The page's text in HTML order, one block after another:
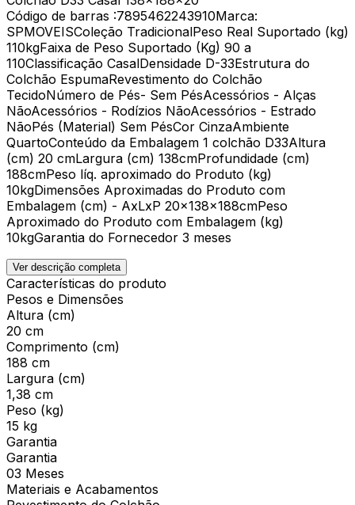
Código de barras :7895462243910Marca:
SPMOVEISColeção TradicionalPeso Real Suportado (kg)
110kgFaixa de Peso Suportado (Kg) 90 a
110Classificação CasalDensidade D-33Estrutura do
Colchão EspumaRevestimento do Colchão
TecidoNúmero de Pés- Sem PésAcessórios - Alças
NãoAcessórios - Rodízios NãoAcessórios - Estrado
NãoPés (Material) Sem PésCor CinzaAmbiente
QuartoConteúdo da Embalagem 1 colchão D33Altura
(cm) 20 cmLargura (cm) 138cmProfundidade (cm)
188cmPeso líq. aproximado do Produto (kg)
10kgDimensões Aproximadas do Produto com
Embalagem (cm) - AxLxP 20x138x188cmPeso
Aproximado do Produto com Embalagem (kg)
10kgGarantia do Fornecedor 3 meses
Ver descrição completa
Características do produto
Pesos e Dimensões
Altura (cm)
20 cm
Comprimento (cm)
188 cm
Largura (cm)
1,38 cm
Peso (kg)
15 kg
Garantia
Garantia
03 Meses
Materiais e Acabamentos